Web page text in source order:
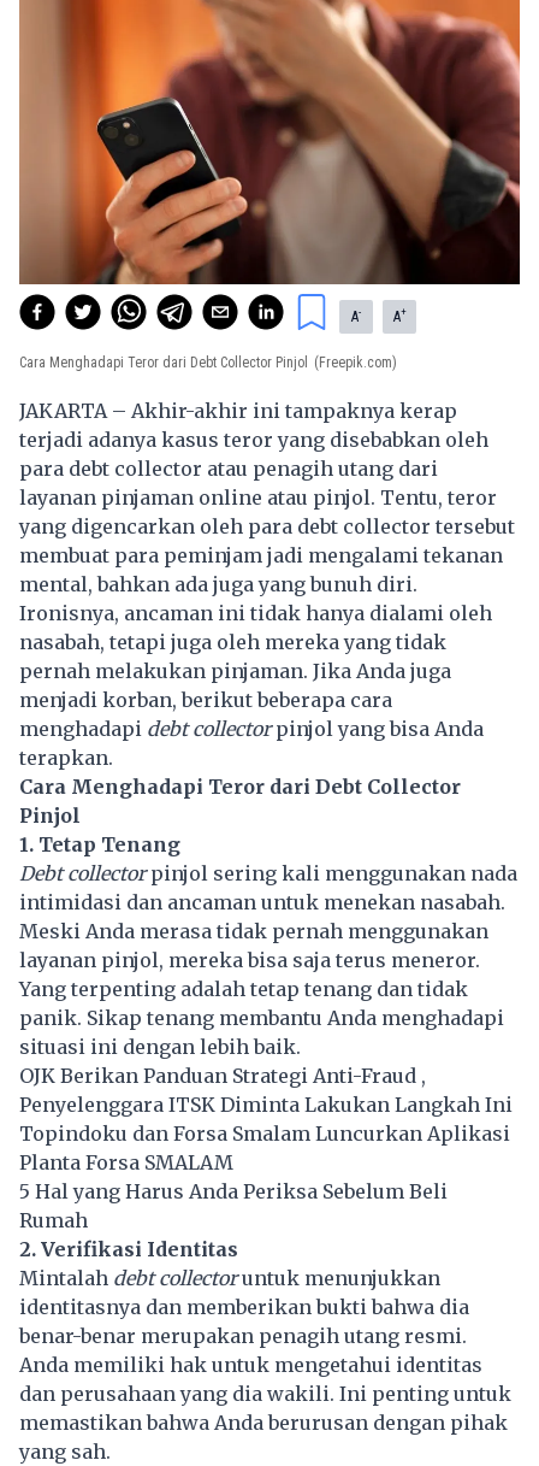
A- A+
Cara Menghadapi Teror dari Debt Collector Pinjol (Freepik.com)
JAKARTA – Akhir-akhir ini tampaknya kerap
terjadi adanya kasus teror yang disebabkan oleh
para debt collector atau penagih utang dari
layanan pinjaman online atau pinjol. Tentu, teror
yang digencarkan oleh para debt collector tersebut
membuat para peminjam jadi mengalami tekanan
mental, bahkan ada juga yang bunuh diri.
Ironisnya, ancaman ini tidak hanya dialami oleh
nasabah, tetapi juga oleh mereka yang tidak
pernah melakukan pinjaman. Jika Anda juga
menjadi korban, berikut beberapa cara
menghadapi debt collectorpinjol yang bisa Anda
terapkan.
Cara Menghadapi Teror dari Debt Collector
Pinjol
1. Tetap Tenang
Debt collectorpinjol sering kali menggunakan nada
intimidasi dan ancaman untuk menekan nasabah.
Meski Anda merasa tidak pernah menggunakan
layanan pinjol, mereka bisa saja terus meneror.
Yang terpenting adalah tetap tenang dan tidak
panik. Sikap tenang membantu Anda menghadapi
situasi ini dengan lebih baik.
OJK Berikan Panduan Strategi Anti-Fraud ,
Penyelenggara ITSK Diminta Lakukan Langkah Ini
Topindoku dan Forsa Smalam Luncurkan Aplikasi
Planta Forsa SMALAM
​​5 Hal yang Harus Anda Periksa Sebelum Beli
Rumah
2. Verifikasi Identitas
Mintalah debt collectoruntuk menunjukkan
identitasnya dan memberikan bukti bahwa dia
benar-benar merupakan penagih utang resmi.
Anda memiliki hak untuk mengetahui identitas
dan perusahaan yang dia wakili. Ini penting untuk
memastikan bahwa Anda berurusan dengan pihak
yang sah.